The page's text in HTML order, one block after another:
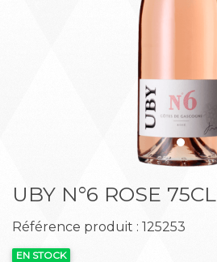
UBY N°6 ROSE 75CL
Référence produit : 125253
EN STOCK